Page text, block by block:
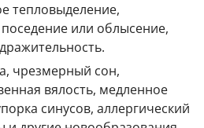
тепловыделение,
или облысение,
чрезмерный сон,
вялость, медленное
синусов, аллергический